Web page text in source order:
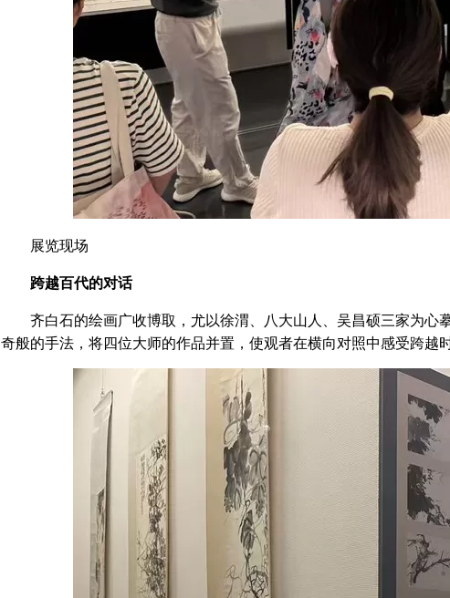
展览现场
跨越百代的对话
齐白石的绘画广收博取，尤以徐渭、八大山人、吴昌硕三家为心
奇般的手法，将四位大师的作品并置，使观者在横向对照中感受跨越